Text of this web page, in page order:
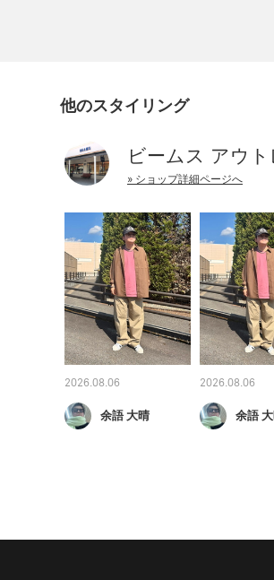
他のスタイリング
ビームス アウ
» ショップ詳細ページへ
2026.08.06
余語 大晴
2026.08.06
余語